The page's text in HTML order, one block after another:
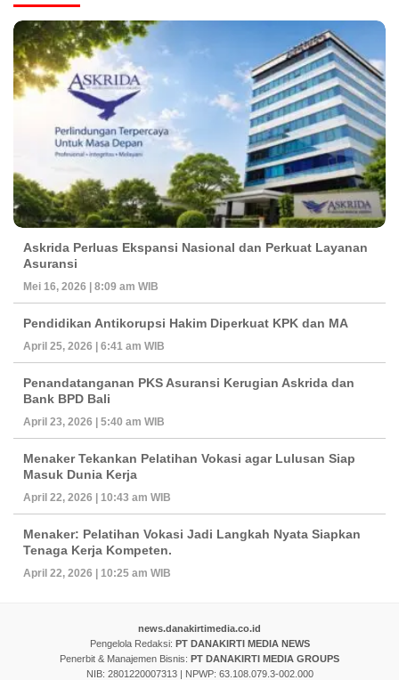
Askrida Perluas Ekspansi Nasional dan Perkuat Layanan
Asuransi
Mei 16, 2026 | 8:09 am WIB
Pendidikan Antikorupsi Hakim Diperkuat KPK dan MA
April 25, 2026 | 6:41 am WIB
Penandatanganan PKS Asuransi Kerugian Askrida dan
Bank BPD Bali
April 23, 2026 | 5:40 am WIB
Menaker Tekankan Pelatihan Vokasi agar Lulusan Siap
Masuk Dunia Kerja
April 22, 2026 | 10:43 am WIB
Menaker: Pelatihan Vokasi Jadi Langkah Nyata Siapkan
Tenaga Kerja Kompeten.
April 22, 2026 | 10:25 am WIB
news.danakirtimedia.co.id
Pengelola Redaksi: PT DANAKIRTI MEDIA NEWS
Penerbit & Manajemen Bisnis: PT DANAKIRTI MEDIA GROUPS
NIB: 2801220007313 | NPWP: 63.108.079.3-002.000